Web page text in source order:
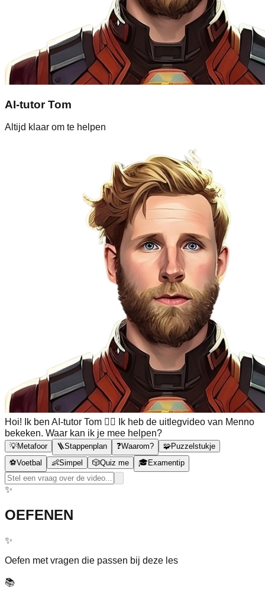
AI-tutor Tom
Altijd klaar om te helpen
Hoi! Ik ben AI-tutor Tom 🙋‍♂️ Ik heb de uitlegvideo van Menno
bekeken. Waar kan ik je mee helpen?
💡Metafoor 🪜Stappenplan ❓Waarom? 🧩Puzzelstukje
⚽Voetbal 👶Simpel 🎲Quiz me 🎓Examentip
✨
OEFENEN
✨
Oefen met vragen die passen bij deze les
📚